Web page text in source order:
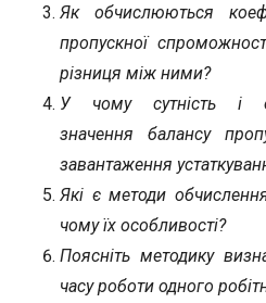
Як обчислюються
пропускної
різниця між ними?
У чому сутність і
значення балансу
завантаження
Які є методи обчислення
чому їх особливості?
Поясніть методику
часу роботи одного